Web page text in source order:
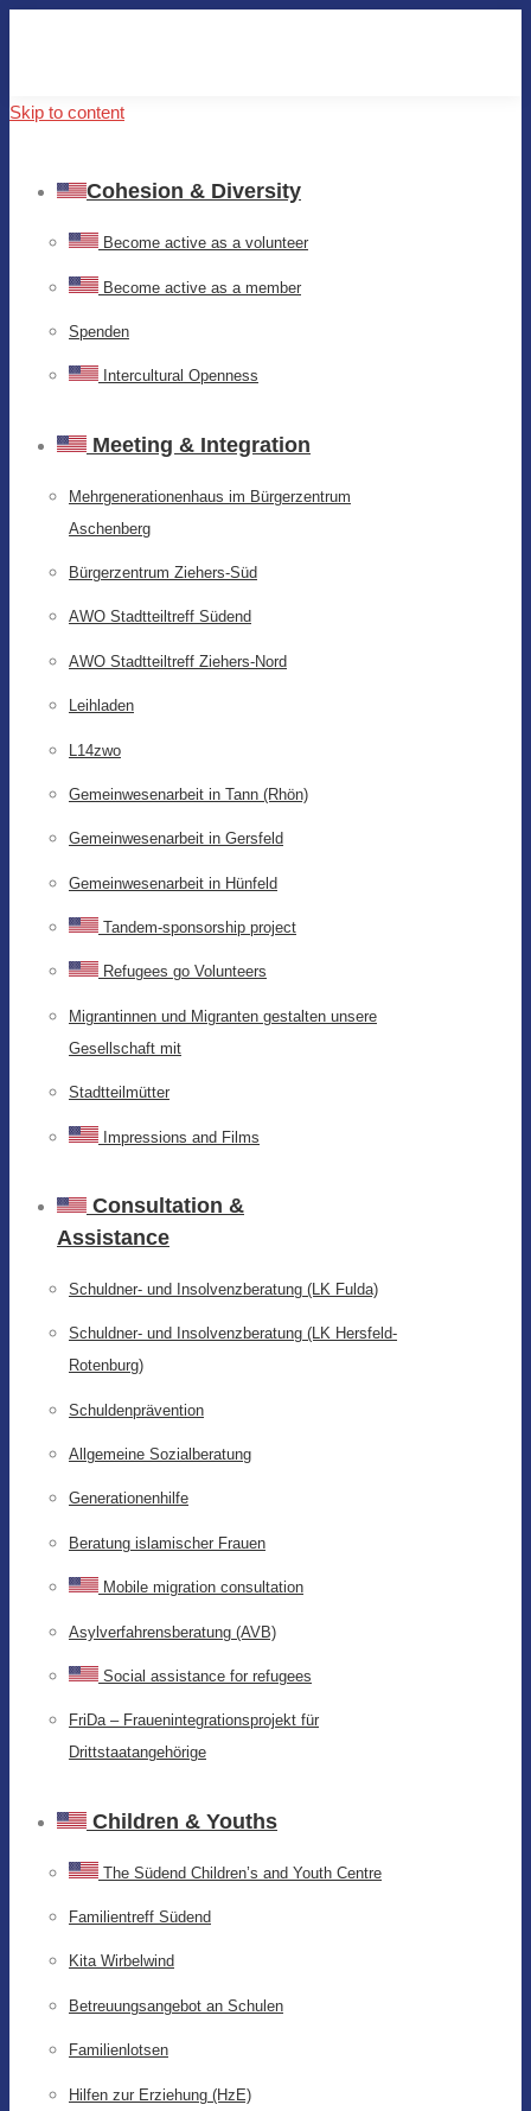
Skip to content
Cohesion & Diversity
Become active as a volunteer
Become active as a member
Spenden
Intercultural Openness
Meeting & Integration
Mehrgenerationenhaus im Bürgerzentrum
Aschenberg
Bürgerzentrum Ziehers-Süd
AWO Stadtteiltreff Südend
AWO Stadtteiltreff Ziehers-Nord
Leihladen
L14zwo
Gemeinwesenarbeit in Tann (Rhön)
Gemeinwesenarbeit in Gersfeld
Gemeinwesenarbeit in Hünfeld
Tandem-sponsorship project
Refugees go Volunteers
Migrantinnen und Migranten gestalten unsere
Gesellschaft mit
Stadtteilmütter
Impressions and Films
Consultation &
Assistance
Schuldner- und Insolvenzberatung (LK Fulda)
Schuldner- und Insolvenzberatung (LK Hersfeld-
Rotenburg)
Schuldenprävention
Allgemeine Sozialberatung
Generationenhilfe
Beratung islamischer Frauen
Mobile migration consultation
Asylverfahrensberatung (AVB)
Social assistance for refugees
FriDa – Frauenintegrationsprojekt für
Drittstaatangehörige
Children & Youths
The Südend Children’s and Youth Centre
Familientreff Südend
Kita Wirbelwind
Betreuungsangebot an Schulen
Familienlotsen
Hilfen zur Erziehung (HzE)